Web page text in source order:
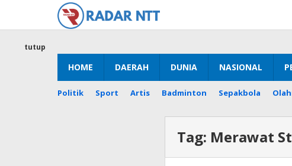
konten
HOME DAERAH DUNIA NASIONAL
Politik Sport Artis Badminton Sepakbola
tutup
Tag: Merawat